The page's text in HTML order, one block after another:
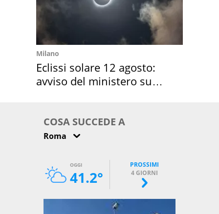
Milano
Eclissi solare 12 agosto:
avviso del ministero su